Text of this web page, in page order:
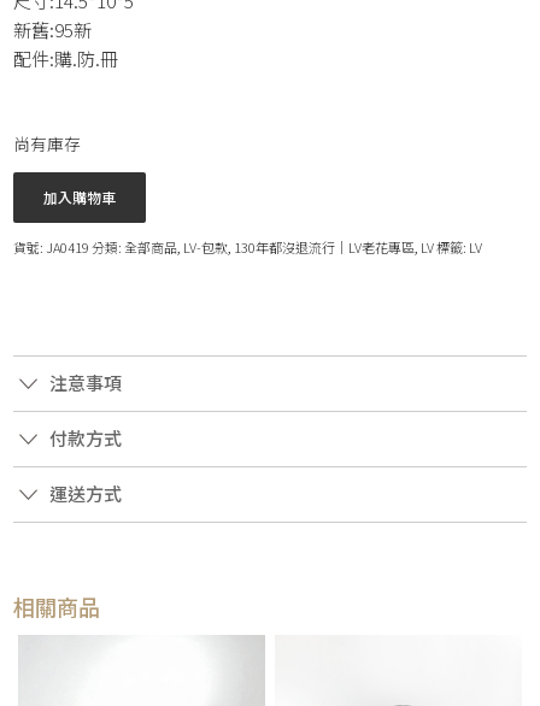
新舊:95新
配件:購.防.冊
尚有庫存
加入購物車
貨號: JA0419 分類:全部商品 LV-包款 130年都沒退流行｜LV老花專區 LV標籤: LV
注意事項
付款方式
運送方式
相關商品